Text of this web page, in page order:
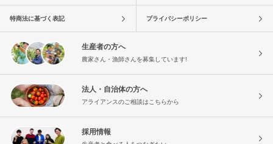
特商法に基づく表記 プライバシーポリシー
生産者の方へ
農家さん・漁師さんを募集しています!
法人・自治体の方へ
アライアンスのご相談はこちらから
採用情報